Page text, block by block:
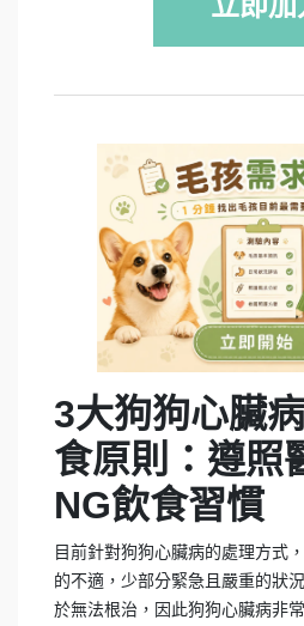
3大狗狗心臟
食原則：遵照
NG飲食習慣
目前針對狗狗心臟病的處理方式
的不適，少部分緊急且嚴重的狀
於無法根治，因此狗狗心臟病非